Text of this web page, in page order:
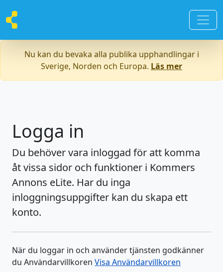
Nu kan du bevaka alla publika upphandlingar i
Sverige, Norden och Europa. Läs mer
Logga in
Du behöver vara inloggad för att komma
åt vissa sidor och funktioner i Kommers
Annons eLite. Har du inga
inloggningsuppgifter kan du skapa ett
konto.
När du loggar in och använder tjänsten godkänner
du Användarvillkoren Visa Användarvillkoren